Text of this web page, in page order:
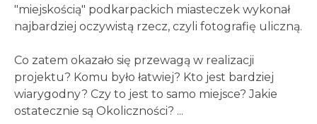
"miejskością" podkarpackich miasteczek wykonał
najbardziej oczywistą rzecz, czyli fotografię uliczną.
Co zatem okazało się przewagą w realizacji
projektu? Komu było łatwiej? Kto jest bardziej
wiarygodny? Czy to jest to samo miejsce? Jakie
ostatecznie są Okoliczności? ...